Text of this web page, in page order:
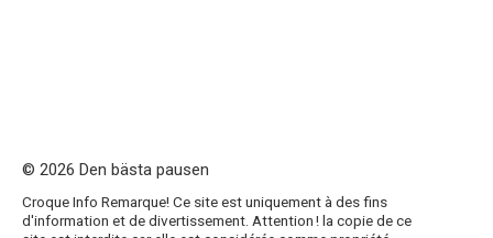
© 2026 Den bästa pausen
Croque Info Remarque! Ce site est uniquement à des fins
d'information et de divertissement. Attention ! la copie de ce